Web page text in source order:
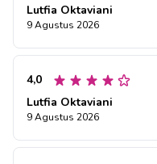
Lutfia Oktaviani
9 Agustus 2026
4,0
Lutfia Oktaviani
9 Agustus 2026